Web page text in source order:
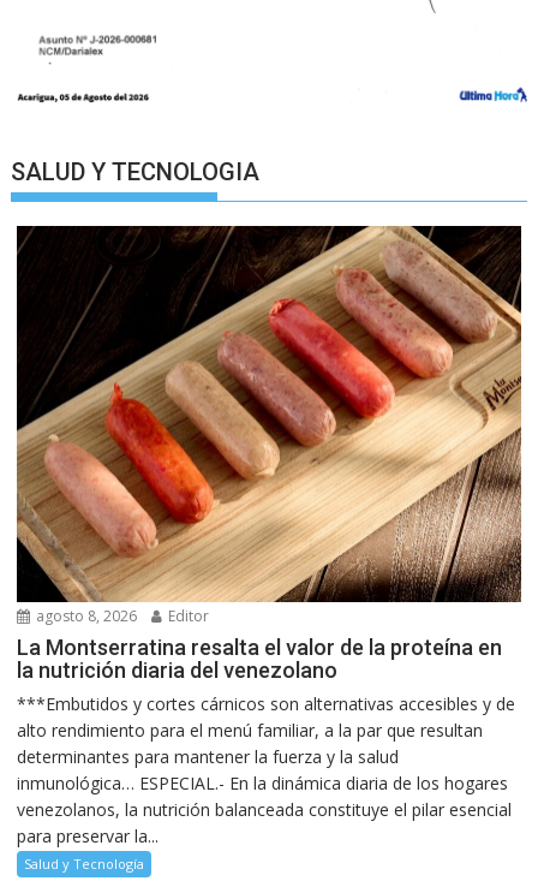
SALUD Y TECNOLOGIA
agosto 8, 2026 Editor
La Montserratina resalta el valor de la proteína en
la nutrición diaria del venezolano
***Embutidos y cortes cárnicos son alternativas accesibles y de
alto rendimiento para el menú familiar, a la par que resultan
determinantes para mantener la fuerza y la salud
inmunológica… ESPECIAL.- En la dinámica diaria de los hogares
venezolanos, la nutrición balanceada constituye el pilar esencial
para preservar la...
Salud y Tecnología